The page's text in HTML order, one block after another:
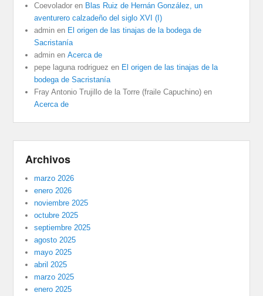
Coevolador en Blas Ruiz de Hernán González, un
aventurero calzadeño del siglo XVI (I)
admin en El origen de las tinajas de la bodega de
Sacristanía
admin enAcerca de
pepe laguna rodriguez en El origen de las tinajas de la
bodega de Sacristanía
Fray Antonio Trujillo de la Torre (fraile Capuchino) en
Acerca de
Archivos
marzo 2026
enero 2026
noviembre 2025
octubre 2025
septiembre 2025
agosto 2025
mayo 2025
abril 2025
marzo 2025
enero 2025